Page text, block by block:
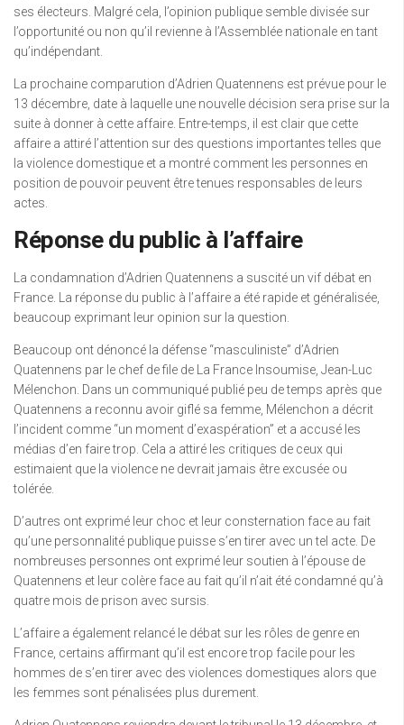
ses électeurs. Malgré cela, l’opinion publique semble divisée sur
l’opportunité ou non qu’il revienne à l’Assemblée nationale en tant
qu’indépendant.
La prochaine comparution d’Adrien Quatennens est prévue pour le
13 décembre, date à laquelle une nouvelle décision sera prise sur la
suite à donner à cette affaire. Entre-temps, il est clair que cette
affaire a attiré l’attention sur des questions importantes telles que
la violence domestique et a montré comment les personnes en
position de pouvoir peuvent être tenues responsables de leurs
actes.
Réponse du public à l’affaire
La condamnation d’Adrien Quatennens a suscité un vif débat en
France. La réponse du public à l’affaire a été rapide et généralisée,
beaucoup exprimant leur opinion sur la question.
Beaucoup ont dénoncé la défense “masculiniste” d’Adrien
Quatennens par le chef de file de La France Insoumise, Jean-Luc
Mélenchon. Dans un communiqué publié peu de temps après que
Quatennens a reconnu avoir giflé sa femme, Mélenchon a décrit
l’incident comme “un moment d’exaspération” et a accusé les
médias d’en faire trop. Cela a attiré les critiques de ceux qui
estimaient que la violence ne devrait jamais être excusée ou
tolérée.
D’autres ont exprimé leur choc et leur consternation face au fait
qu’une personnalité publique puisse s’en tirer avec un tel acte. De
nombreuses personnes ont exprimé leur soutien à l’épouse de
Quatennens et leur colère face au fait qu’il n’ait été condamné qu’à
quatre mois de prison avec sursis.
L’affaire a également relancé le débat sur les rôles de genre en
France, certains affirmant qu’il est encore trop facile pour les
hommes de s’en tirer avec des violences domestiques alors que
les femmes sont pénalisées plus durement.